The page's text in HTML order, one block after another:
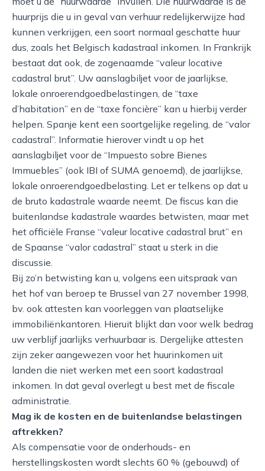
huurprijs die u in geval van verhuur redelijkerwijze had
kunnen verkrijgen, een soort normaal geschatte huur
dus, zoals het Belgisch kadastraal inkomen. In Frankrijk
bestaat dat ook, de zogenaamde “valeur locative
cadastral brut”. Uw aanslagbiljet voor de jaarlijkse,
lokale onroerendgoedbelastingen, de “taxe
d’habitation” en de “taxe foncière” kan u hierbij verder
helpen. Spanje kent een soortgelijke regeling, de “valor
cadastral”. Informatie hierover vindt u op het
aanslagbiljet voor de “Impuesto sobre Bienes
Immuebles” (ook IBI of SUMA genoemd), de jaarlijkse,
lokale onroerendgoedbelasting. Let er telkens op dat u
de bruto kadastrale waarde neemt. De fiscus kan die
buitenlandse kadastrale waardes betwisten, maar met
het officiële Franse “valeur locative cadastral brut” en
de Spaanse “valor cadastral” staat u sterk in die
discussie.
Bij zo’n betwisting kan u, volgens een uitspraak van
het hof van beroep te Brussel van 27 november 1998,
bv. ook attesten kan voorleggen van plaatselijke
immobiliënkantoren. Hieruit blijkt dan voor welk bedrag
uw verblijf jaarlijks verhuurbaar is. Dergelijke attesten
zijn zeker aangewezen voor het huurinkomen uit
landen die niet werken met een soort kadastraal
inkomen. In dat geval overlegt u best met de fiscale
administratie.
Mag ik de kosten en de buitenlandse belastingen
aftrekken?
Als compensatie voor de onderhouds- en
herstellingskosten wordt slechts 60 % (gebouwd) of